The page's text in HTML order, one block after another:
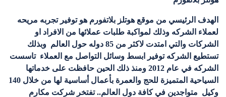
الهدف الرئيسي من موقع هوتلز بلاتفورم هو توفير تجربه مريحه
لعملاء الشركه وذلك لمواكبة طلبات عملائها من الافراد او
الشركات والتي امتدت لاكثر من 85 دوله حول العالم وبذلك
تستطيع الشركه توفير ابسط وسائل التواصل مع العملاءتاسست
الشركه في عام 2012 ومنذ ذلك الحين حافظت على خدماتها
السياحية المتميزة للحج والعمرة بأعمال أساسية لها من خلال 140
وكيل متواجدين في كافة دول العالم..تفتخر شركت مكارم